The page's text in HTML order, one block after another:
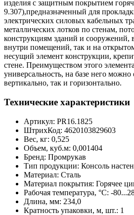
изделия с защитным покрытием
9.307),предназначенный для
электрических силовых кабельных
металлических лотков по стенам,
конструкциям зданий и
внутри помещений, так и на
несущий элемент конструкции,
стене. Преимуществом этого
универсальность, на базе него
вертикально, так и горизонтально.
Технические характеристики
Артикул: PR16.1825
ШтрихКод: 4620103829603
Вес, кг: 0,525
Объем, куб.м: 0,001404
Бренд: Промрукав
Тип продукции: Консоль
Материал: Сталь
Материал покрытия: Горячее
Рабочая температура, °C: -
Длина, мм: 234,0
Кратность упаковки, м, шт.: 1